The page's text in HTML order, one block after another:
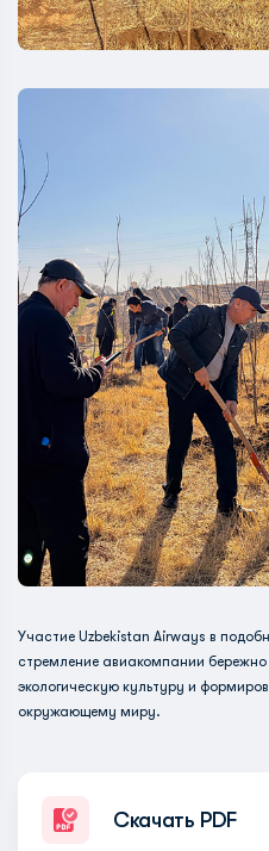
Участие Uzbekistan Airways в
стремление авиакомпании бережно
экологическую культуру и
окружающему миру.
Скачать PDF